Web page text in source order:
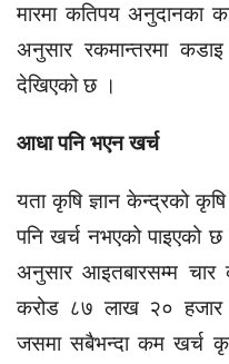
मारमा कतिपय अनुदानका
अनुसार रकमान्तरमा
देखिएको छ ।
आधा पनि भएन खर्च
यता कृषि ज्ञान केन्द्रको
पनि खर्च नभएको पाइएको
अनुसार आइतबारसम्म
करोड ८७ लाख २० हजार
जसमा सबैभन्दा कम खर्च